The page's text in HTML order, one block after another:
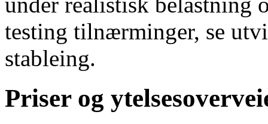
testing tilnærminger, se
stableing.
Priser og